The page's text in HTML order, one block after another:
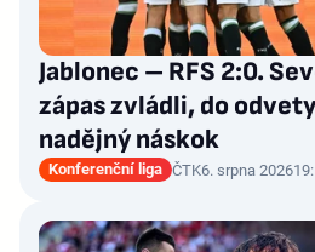
Jablonec – RFS 2:0.
zápas zvládli, do
nadějný náskok
Konferenční liga ČTK6. srpna 2026